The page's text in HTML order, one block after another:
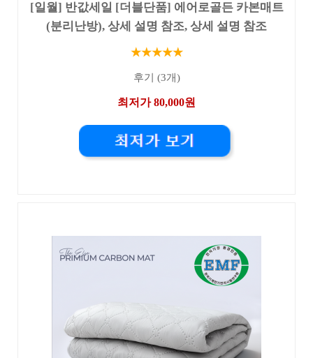
[일월] 반값세일 [더블단품] 에어로골든 카본매트
(분리난방), 상세 설명 참조, 상세 설명 참조
★★★★★
후기 (3개)
최저가 80,000원